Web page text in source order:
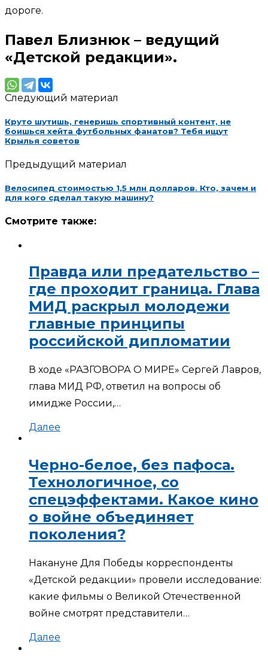
дороге.
Павел Близнюк – ведущий
«Детской редакции».
Следующий материал
Круто шутишь, генеришь спортивный контент, не
боишься хейта футбольных фанатов? Тебя ищут
Крылья советов
Предыдущий материал
Велосипед стоимостью 1,5 млн долларов. Кто, зачем и
для кого сделал такую машину?
Смотрите также:
Правда или предательство –
где проходит граница. Глава
МИД раскрыл молодежи
главные принципы
российской дипломатии
В ходе «РАЗГОВОРА О МИРЕ» Сергей Лавров,
глава МИД РФ, ответил на вопросы об
имидже России,…
Далее
Черно-белое, без пафоса.
Технологичное, со
спецэффектами. Какое кино
о войне объединяет
поколения?
Накануне Для Победы корреспонденты
«Детской редакции» провели исследование:
какие фильмы о Великой Отечественной
войне смотрят представители…
Далее